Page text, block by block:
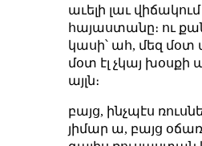
աւելի լաւ
հայաստանը։ ու
կասի՝ ահ, մեզ մօտ
մօտ էլ չկայ խօսքի
այլն։
բայց, ինչպէս
յիմար ա, բայց օճառ